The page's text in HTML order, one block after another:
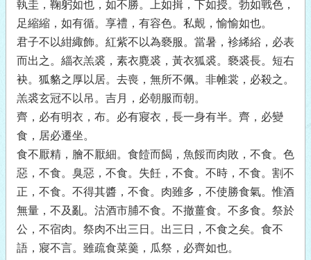
執圭，鞠躬如也，如不勝。上如揖，下如授。勃如戰色，
足縮縮，如有循。享禮，有容色。私覿，愉愉如也。
君子不以紺緅飾。紅紫不以為褻服。當暑，袗絺綌，必表
而出之。緇衣羔裘，素衣麑裘，黃衣狐裘。褻裘長。短右
袂。狐貉之厚以居。去喪，無所不佩。非帷裳，必殺之。
羔裘玄冠不以吊。吉月，必朝服而朝。
齊，必有明衣，布。必有寢衣，長一身有半。齊，必變
食，居必遷坐。
食不厭精，膾不厭細。食饐而餲，魚餒而肉敗，不食。色
惡，不食。臭惡，不食。失飪，不食。不時，不食。割不
正，不食。不得其醬，不食。肉雖多，不使勝食氣。惟酒
無量，不及亂。沽酒市脯不食。不撤薑食。不多食。祭於
公，不宿肉。祭肉不出三日。出三日，不食之矣。食不
語，寢不言。雖疏食菜羹，瓜祭，必齊如也。